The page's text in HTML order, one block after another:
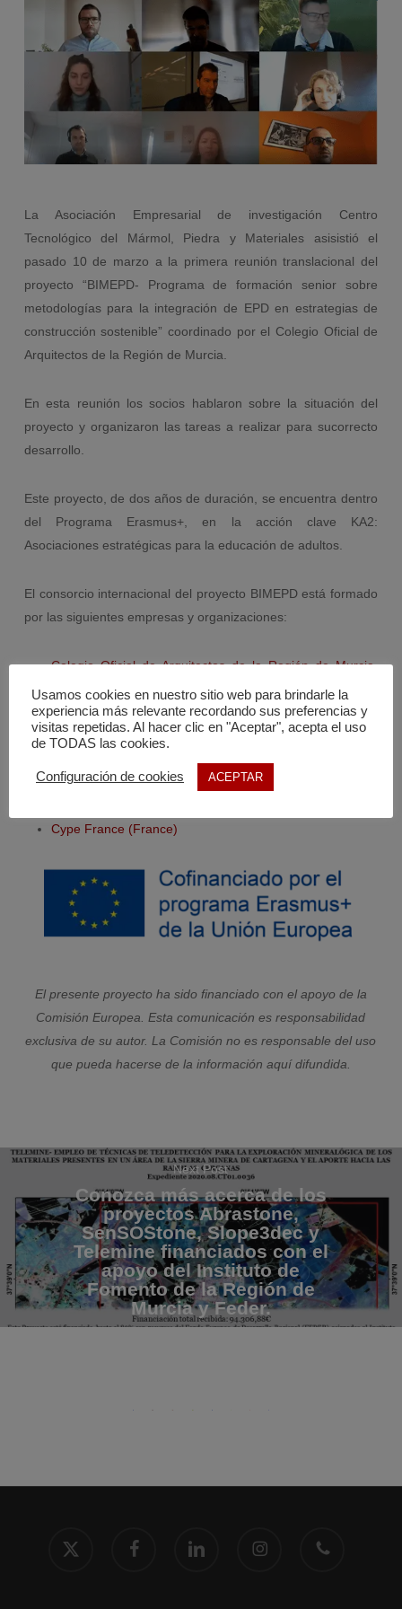
La Asociación Empresarial de investigación Centro
Tecnológico del Mármol, Piedra y Materiales asisistió el
pasado 10 de marzo a la primera reunión translacional del
proyecto “BIMEPD- Programa de formación senior sobre
metodologías para la integración de EPD en estrategias de
construcción sostenible” coordinado por el Colegio Oficial de
Arquitectos de la Región de Murcia.
En esta reunión los socios hablaron sobre la situación del
proyecto y organizaron las tareas a realizar para sucorrecto
desarrollo.
Este proyecto, de dos años de duración, se encuentra dentro
del Programa Erasmus+, en la acción clave KA2:
Asociaciones estratégicas para la educación de adultos.
El consorcio internacional del proyecto BIMEPD está formado
por las siguientes empresas y organizaciones:
Colegio Oficial de Arquitectos de la Región de Murcia.
Institute of Entrepreneurship Development (Greece)
Asociación Empresarial de Investigación Centro
Politechnika Warszawska (Poland)
Cype France (France)
El presente proyecto ha sido financiado con el apoyo de la
Comisión Europea. Esta comunicación es responsabilidad
exclusiva de su autor. La Comisión no es responsable del uso
que pueda hacerse de la información aquí difundida.
Next Post
Conozca más acerca de los
proyectos Abrastone,
SenSOStone, Slope3dec y
Telemine financiados con el
apoyo del Instituto de
Fomento de la Región de
Murcia y Feder.
twitter
Usamos cookies en nuestro sitio web para brindarle la
experiencia más relevante recordando sus preferencias y
visitas repetidas. Al hacer clic en "Aceptar", acepta el uso
de TODAS las cookies.
Configuración de cookies ACEPTAR